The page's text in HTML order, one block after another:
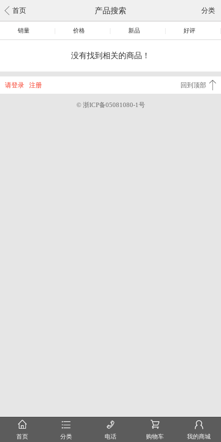
首页 产品搜索 分类
销量 价格 新品 好评
没有找到相关的商品！
请登录 注册 回到顶部
© 浙ICP备05081080-1号
󰂠
首页
󰂦
分类
󰄫
电话
󰂟
购物车
󰂢
我的商城